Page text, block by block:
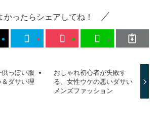
かったらシェアしてね！
っぽい服
ダサい理
おしゃれ初心者が失敗す
る、女性ウケの悪いダサい
メンズファッション